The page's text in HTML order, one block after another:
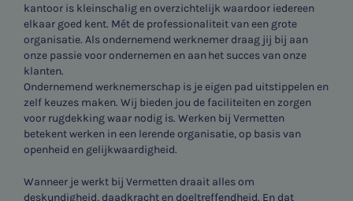
kantoor is kleinschalig en overzichtelijk waardoor iedereen
elkaar goed kent. Mét de professionaliteit van een grote
organisatie. Als ondernemend werknemer draag jij bij aan
onze passie voor ondernemen en aan het succes van onze
klanten.
Ondernemend werknemerschap is je eigen pad uitstippelen en
zelf keuzes maken. Wij bieden jou de faciliteiten en zorgen
voor rugdekking waar nodig is. Werken bij Vermetten
betekent werken in een lerende organisatie, op basis van
openheid en gelijkwaardigheid.
Wanneer je werkt bij Vermetten draait alles om
deskundigheid, daadkracht en doeltreffendheid. En dat